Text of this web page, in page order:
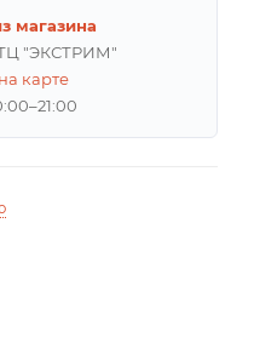
магазина
ТЦ "ЭКСТРИМ"
карте